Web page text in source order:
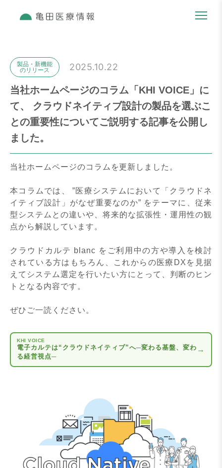
製品・新機能
のリリース
2025.10.22
当社ホームページのコラム「KHI VOICE」に
て、 クラウドネイティブ設計の製品を選ぶこ
との重要性についてご説明する記事を公開し
ました。
当社ホームページのコラムを更新しました。
本コラムでは、 ”医療システムにおいて「クラウドネ
イティブ設計」がなぜ重要なのか” をテーマに、従来
型システムとの違いや、将来的な拡張性・運用性の観
点から解説しています。
クラウドカルテ blanc をご利用中の方や導入を検討
されている方はもちろん、これからの医療DXを見据
えてシステム選定を行いたい方にとって、判断のヒン
トとなる内容です。
ぜひご一読ください。
KHI VOICE
電子カルテは“クラウドネイティブ”へ─変わる基盤、変わ
る経営視点─
→